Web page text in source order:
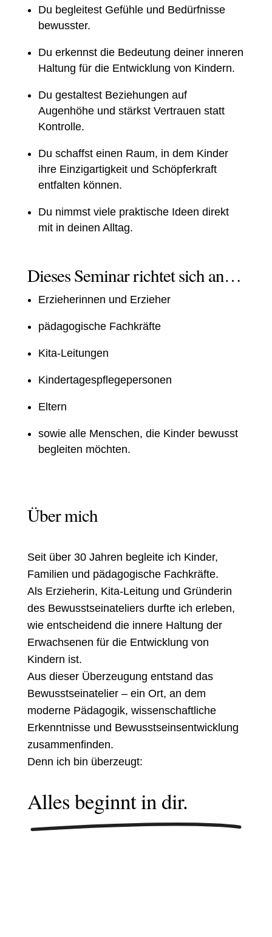
Du begleitest Gefühle und Bedürfnisse
bewusster.
Du erkennst die Bedeutung deiner inneren
Haltung für die Entwicklung von Kindern.
Du gestaltest Beziehungen auf
Augenhöhe und stärkst Vertrauen statt
Kontrolle.
Du schaffst einen Raum, in dem Kinder
ihre Einzigartigkeit und Schöpferkraft
entfalten können.
Du nimmst viele praktische Ideen direkt
mit in deinen Alltag.
Dieses Seminar richtet sich an…
Erzieherinnen und Erzieher
pädagogische Fachkräfte
Kita-Leitungen
Kindertagespflegepersonen
Eltern
sowie alle Menschen, die Kinder bewusst
begleiten möchten.
Über mich
Seit über 30 Jahren begleite ich Kinder,
Familien und pädagogische Fachkräfte.
Als Erzieherin, Kita-Leitung und Gründerin
des Bewusstseinateliers durfte ich erleben,
wie entscheidend die innere Haltung der
Erwachsenen für die Entwicklung von
Kindern ist.
Aus dieser Überzeugung entstand das
Bewusstseinatelier – ein Ort, an dem
moderne Pädagogik, wissenschaftliche
Erkenntnisse und Bewusstseinsentwicklung
zusammenfinden.
Denn ich bin überzeugt:
Alles beginnt in dir.